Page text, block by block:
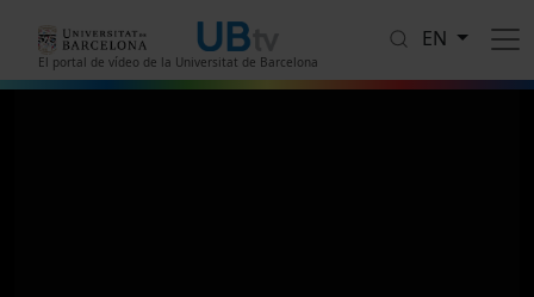
El portal de vídeo de la Universitat de Barcelona
EN